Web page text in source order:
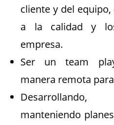
cliente y del
a la calidad y
empresa.
Ser un team
manera remota
manteniendo